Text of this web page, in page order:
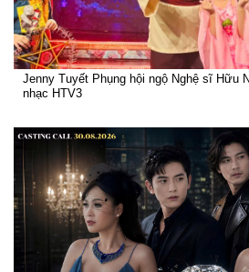
Jenny Tuyết Phụng hội ngộ Nghệ sĩ Hữu
nhạc HTV3